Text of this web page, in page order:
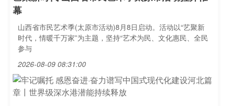
幕
山西省市民艺术季(太原市活动)8月8日启动。活动以“艺聚新
时代，情暖千万家”为主题，坚持“艺术为民、文化惠民、全民
参与
2026-08-09 08:31:00